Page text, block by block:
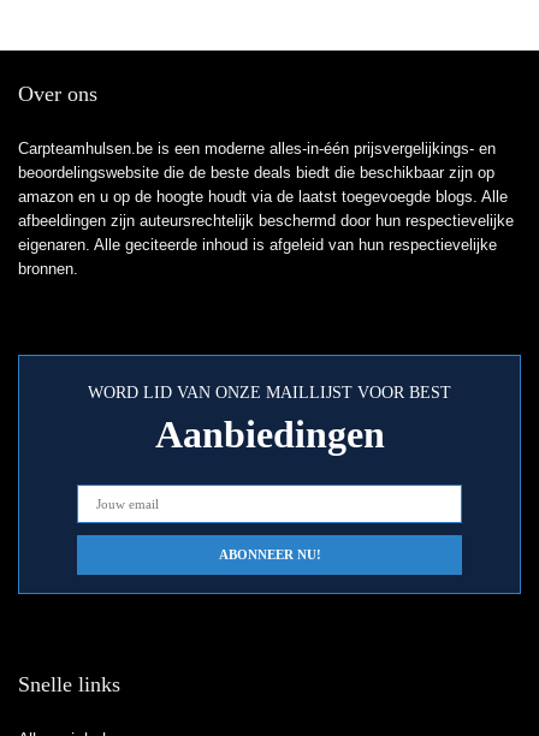
Over ons
Carpteamhulsen.be is een moderne alles-in-één prijsvergelijkings- en
beoordelingswebsite die de beste deals biedt die beschikbaar zijn op
amazon en u op de hoogte houdt via de laatst toegevoegde blogs. Alle
afbeeldingen zijn auteursrechtelijk beschermd door hun respectievelijke
eigenaren. Alle geciteerde inhoud is afgeleid van hun respectievelijke
bronnen.
WORD LID VAN ONZE MAILLIJST VOOR BEST
Aanbiedingen
Snelle links